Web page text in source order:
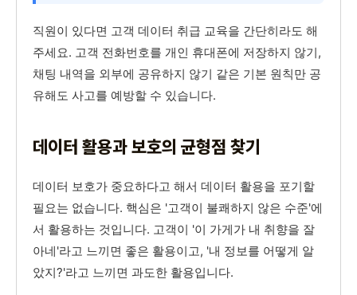
직원이 있다면 고객 데이터 취급 교육을 간단히라도 해
주세요. 고객 전화번호를 개인 휴대폰에 저장하지 않기,
채팅 내역을 외부에 공유하지 않기 같은 기본 원칙만 공
유해도 사고를 예방할 수 있습니다.
데이터 활용과 보호의 균형점 찾기
데이터 보호가 중요하다고 해서 데이터 활용을 포기할
필요는 없습니다. 핵심은 '고객이 불쾌하지 않은 수준'에
서 활용하는 것입니다. 고객이 '이 가게가 내 취향을 잘
아네'라고 느끼면 좋은 활용이고, '내 정보를 어떻게 알
았지?'라고 느끼면 과도한 활용입니다.